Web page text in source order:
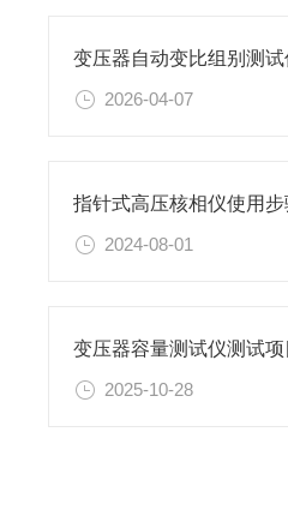
2026-04-07
指针式高压核相仪使用步
2024-08-01
变压器容量测试仪测试项
2025-10-28